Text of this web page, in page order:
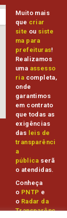
Muito mais
que criar
site ou siste
ma para
prefeituras!
Realizamos
uma assesso
ria completa,
onde
garantimos
em contrato
que todas as
exigências
das leis de
transparênci
a
pública serã
o atendidas.
Conheça
o PNTP e
o Radar da
Transparênc